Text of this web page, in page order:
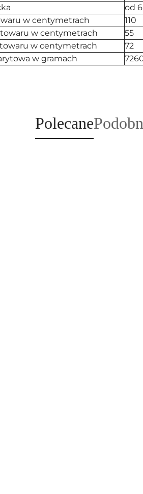
od
w centymetrach
110
w centymetrach
55
w centymetrach
72
w gramach
Produkty
o
Polecane
o